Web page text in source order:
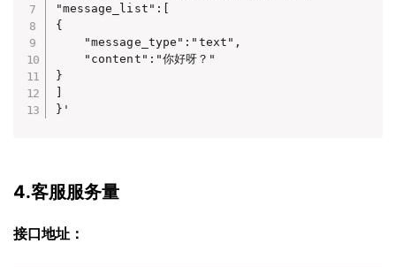
"message_list":[
{
    "message_type":"text",
    "content":"你好呀？"
}
}'
4.客服服务量
接口地址：